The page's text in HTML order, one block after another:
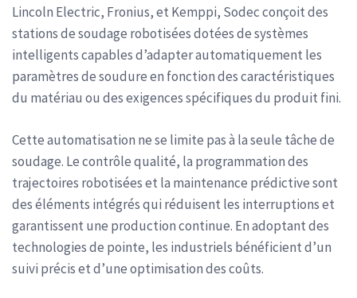
Lincoln Electric, Fronius, et Kemppi, Sodec conçoit des
stations de soudage robotisées dotées de systèmes
intelligents capables d’adapter automatiquement les
paramètres de soudure en fonction des caractéristiques
du matériau ou des exigences spécifiques du produit fini.
Cette automatisation ne se limite pas à la seule tâche de
soudage. Le contrôle qualité, la programmation des
trajectoires robotisées et la maintenance prédictive sont
des éléments intégrés qui réduisent les interruptions et
garantissent une production continue. En adoptant des
technologies de pointe, les industriels bénéficient d’un
suivi précis et d’une optimisation des coûts.